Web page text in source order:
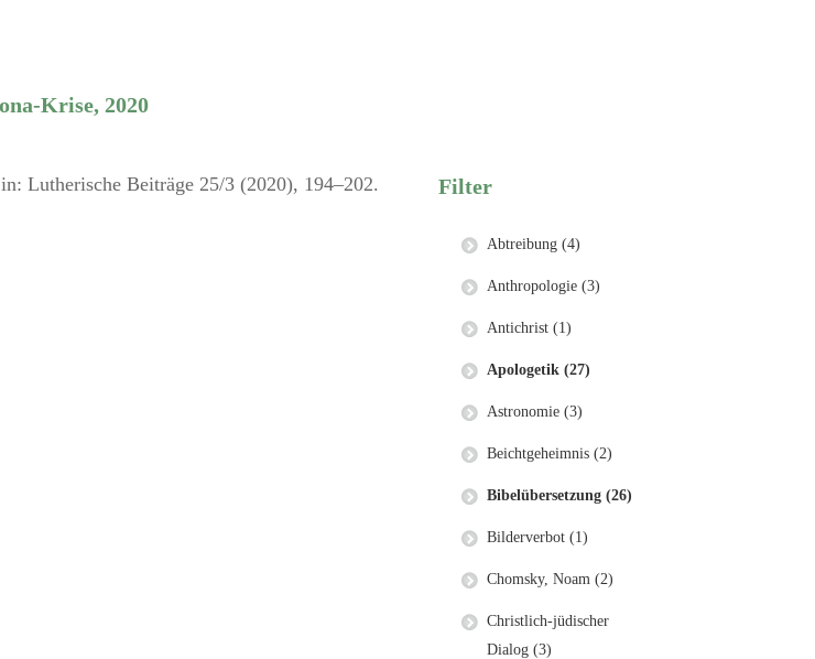
Krise, 2020
Lutherische Beiträge 25/3 (2020), 194–202.
Filter
Abtreibung (4)
Anthropologie (3)
Antichrist (1)
Apologetik (27)
Astronomie (3)
Beichtgeheimnis (2)
Bibelübersetzung (26)
Bilderverbot (1)
Chomsky, Noam (2)
Christlich-jüdischer
Dialog (3)